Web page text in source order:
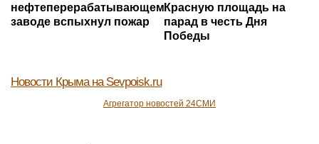
нефтеперерабатывающем
заводе вспыхнул пожар
Красную площадь на
парад в честь Дня
Победы
Новости Крыма на Sevpoisk.ru
Агрегатор новостей 24СМИ